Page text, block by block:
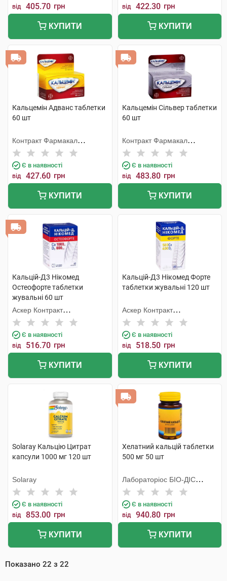
від 405.70 грн
КУПИТИ
від 422.30 грн
КУПИТИ
Кальцемін Адванс таблетки
60 шт
Контракт Фармакал
Корпорейшн
Є в наявності
від 427.60 грн
КУПИТИ
Кальцемін Сільвер таблетки
60 шт
Контракт Фармакал
Корпорейшн
Є в наявності
від 483.80 грн
КУПИТИ
Кальцій-Д3 Нікомед
Остеофорте таблетки
жувальні 60 шт
Аскер Контракт
Мануфекчерінг АС
Є в наявності
від 516.70 грн
КУПИТИ
Кальцій-Д3 Нікомед Форте
таблетки жувальні 120 шт
Аскер Контракт
Мануфекчерінг АС
Є в наявності
від 518.50 грн
КУПИТИ
Solaray Кальцію Цитрат
капсули 1000 мг 120 шт
Solaray
Є в наявності
від 853.00 грн
КУПИТИ
Хелатний кальцій таблетки
500 мг 50 шт
Лабораторiос БIО-ДIС
Еспанія
Є в наявності
від 940.80 грн
КУПИТИ
Показано 22 з 22